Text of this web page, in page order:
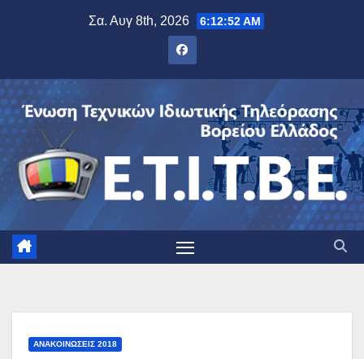
Σα. Αυγ 8th, 2026 6:12:53 AM
ΑΝΑΚΟΙΝΏΣΕΙΣ 2018